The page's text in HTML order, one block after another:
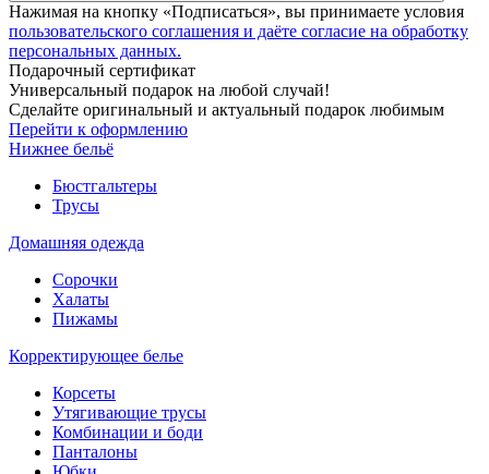
Нажимая на кнопку «Подписаться», вы принимаете условия
пользовательского соглашения и даёте согласие на обработку
персональных данных.
Подарочный сертификат
Универсальный подарок на любой случай!
Сделайте оригинальный и актуальный подарок любимым
Перейти к оформлению
Нижнее бельё
Бюстгальтеры
Трусы
Домашняя одежда
Сорочки
Халаты
Пижамы
Корректирующее белье
Корсеты
Утягивающие трусы
Комбинации и боди
Панталоны